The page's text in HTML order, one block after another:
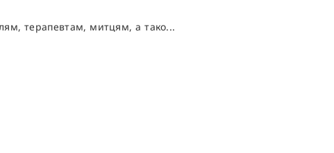
терапевтам, митцям, а тако...